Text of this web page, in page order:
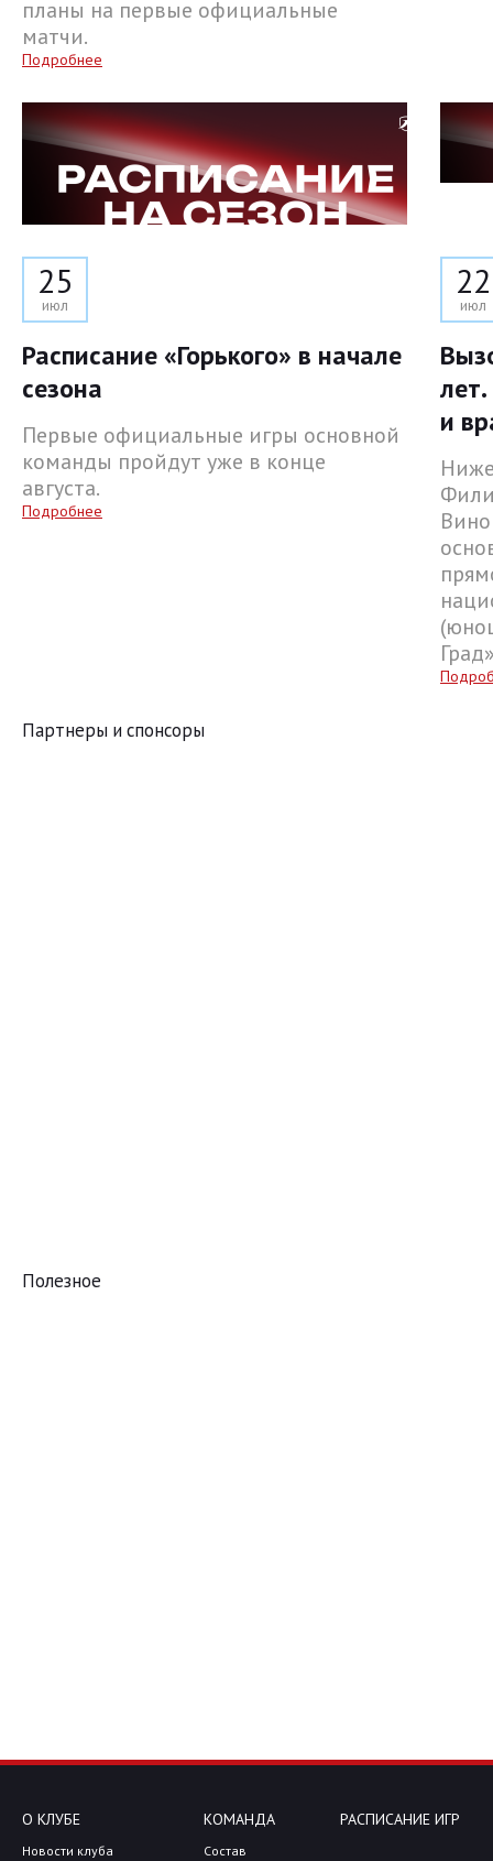
планы на первые официальные
матчи.
Подробнее
25
июл
Расписание «Горького» в начале
сезона
Первые официальные игры основной
команды пройдут уже в конце
августа.
Подробнее
22
июл
и
Партнеры и спонсоры
Полезное
О КЛУБЕ
Новости клуба
КОМАНДА
Состав
РАСПИСАНИЕ ИГР